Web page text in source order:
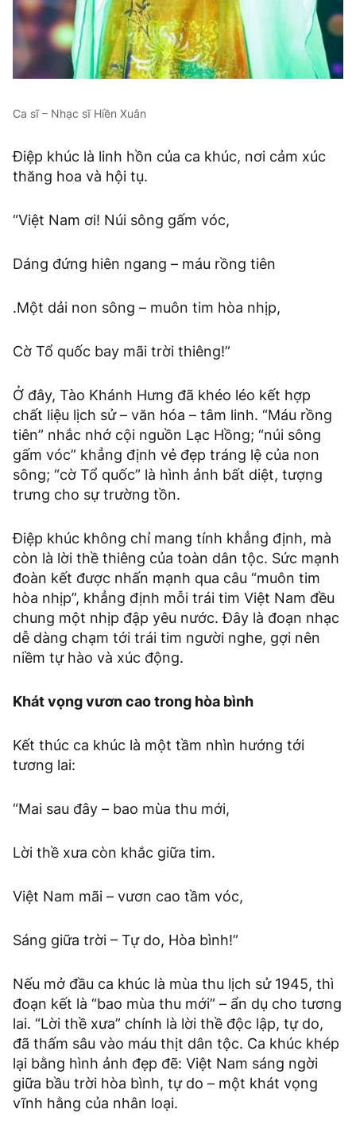
Ca sĩ – Nhạc sĩ Hiền Xuân
Điệp khúc là linh hồn của ca khúc, nơi cảm xúc
thăng hoa và hội tụ.
“Việt Nam ơi! Núi sông gấm vóc,
Dáng đứng hiên ngang – máu rồng tiên
.Một dải non sông – muôn tim hòa nhịp,
Cờ Tổ quốc bay mãi trời thiêng!”
Ở đây, Tào Khánh Hưng đã khéo léo kết hợp
chất liệu lịch sử – văn hóa – tâm linh. “Máu rồng
tiên” nhắc nhớ cội nguồn Lạc Hồng; “núi sông
gấm vóc” khẳng định vẻ đẹp tráng lệ của non
sông; “cờ Tổ quốc” là hình ảnh bất diệt, tượng
trưng cho sự trường tồn.
Điệp khúc không chỉ mang tính khẳng định, mà
còn là lời thề thiêng của toàn dân tộc. Sức mạnh
đoàn kết được nhấn mạnh qua câu “muôn tim
hòa nhịp”, khẳng định mỗi trái tim Việt Nam đều
chung một nhịp đập yêu nước. Đây là đoạn nhạc
dễ dàng chạm tới trái tim người nghe, gợi nên
niềm tự hào và xúc động.
Khát vọng vươn cao trong hòa bình
Kết thúc ca khúc là một tầm nhìn hướng tới
tương lai:
“Mai sau đây – bao mùa thu mới,
Lời thề xưa còn khắc giữa tim.
Việt Nam mãi – vươn cao tầm vóc,
Sáng giữa trời – Tự do, Hòa bình!”
Nếu mở đầu ca khúc là mùa thu lịch sử 1945, thì
đoạn kết là “bao mùa thu mới” – ẩn dụ cho tương
lai. “Lời thề xưa” chính là lời thề độc lập, tự do,
đã thấm sâu vào máu thịt dân tộc. Ca khúc khép
lại bằng hình ảnh đẹp đẽ: Việt Nam sáng ngời
giữa bầu trời hòa bình, tự do – một khát vọng
vĩnh hằng của nhân loại.